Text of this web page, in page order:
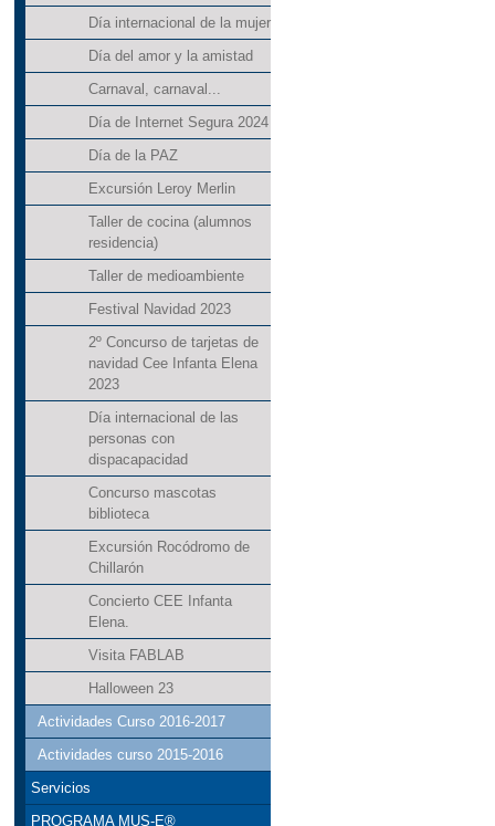
Día internacional de la mujer
Día del amor y la amistad
Carnaval, carnaval...
Día de Internet Segura 2024
Día de la PAZ
Excursión Leroy Merlin
Taller de cocina (alumnos
residencia)
Taller de medioambiente
Festival Navidad 2023
2º Concurso de tarjetas de
navidad Cee Infanta Elena
2023
Día internacional de las
personas con
dispacapacidad
Concurso mascotas
biblioteca
Excursión Rocódromo de
Chillarón
Concierto CEE Infanta
Elena.
Visita FABLAB
Halloween 23
Actividades Curso 2016-2017
Actividades curso 2015-2016
Servicios
PROGRAMA MUS-E®